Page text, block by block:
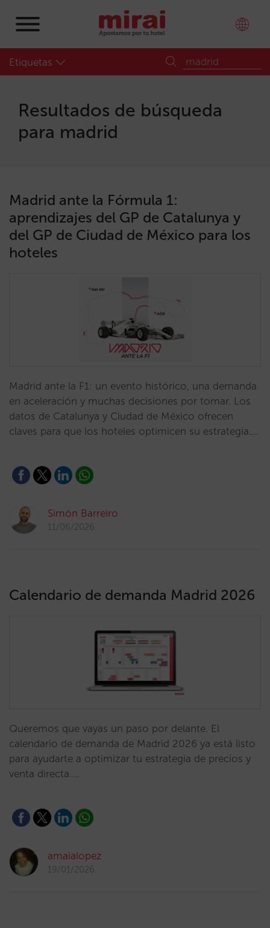
Etiquetas
Resultados de búsqueda
para madrid
Madrid ante la Fórmula 1:
aprendizajes del GP de Catalunya y
del GP de Ciudad de México para los
hoteles
Madrid ante la F1: un evento histórico, una demanda
en aceleración y muchas decisiones por tomar. Los
datos de Catalunya y Ciudad de México ofrecen
claves para que los hoteles optimicen su estrategia.…
Simón Barreiro
11/06/2026
Calendario de demanda Madrid 2026
Queremos que vayas un paso por delante. El
calendario de demanda de Madrid 2026 ya está listo
para ayudarte a optimizar tu estrategia de precios y
venta directa.…
amaialopez
19/01/2026